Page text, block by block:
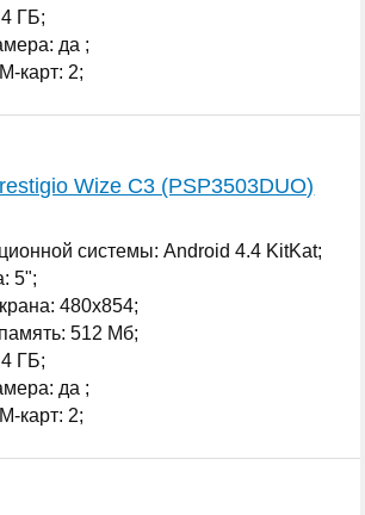
ГБ;
да ;
карт: 2;
Wize C3 (PSP3503DUO)
системы: Android 4.4 KitKat;
5";
480x854;
512 Мб;
ГБ;
да ;
карт: 2;